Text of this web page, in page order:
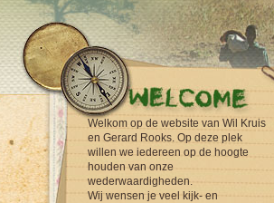
Welkom op de website van Wil Kruis
en Gerard Rooks. Op deze plek
willen we iedereen op de hoogte
houden van onze
wederwaardigheden.
Wij wensen je veel kijk- en